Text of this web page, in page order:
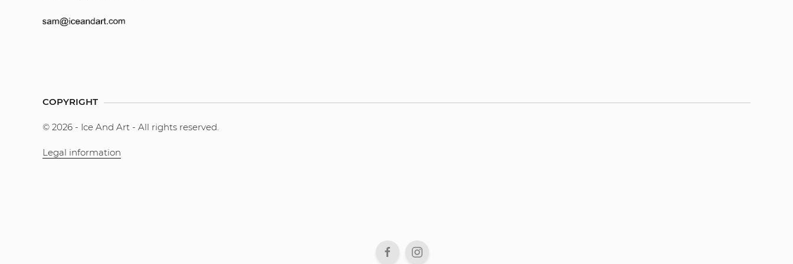
COPYRIGHT
© 2026 - Ice And Art - All rights reserved.
Legal information